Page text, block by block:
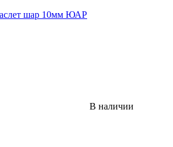
шар 10мм ЮАР
В наличии